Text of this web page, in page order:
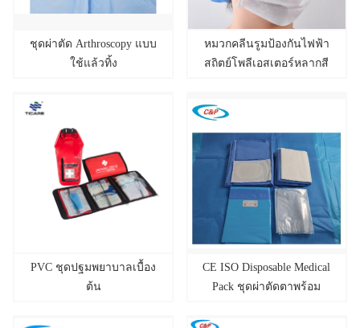
ชุดผ่าตัด Arthroscopy แบบ
ใช้แล้วทิ้ง
หมวกคลีนรูมป้องกันไฟฟ้า
สถิตย์โพลีเอสเตอร์หลากสี
PVC ชุดปฐมพยาบาลเบื้อง
ต้น
CE ISO Disposable Medical
Pack ชุดผ่าตัดตาพร้อม